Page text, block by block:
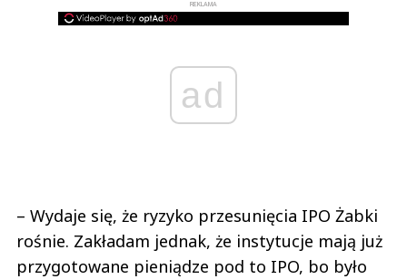
REKLAMA
ad
– Wydaje się, że ryzyko przesunięcia IPO Żabki
rośnie. Zakładam jednak, że instytucje mają już
przygotowane pieniądze pod to IPO, bo było